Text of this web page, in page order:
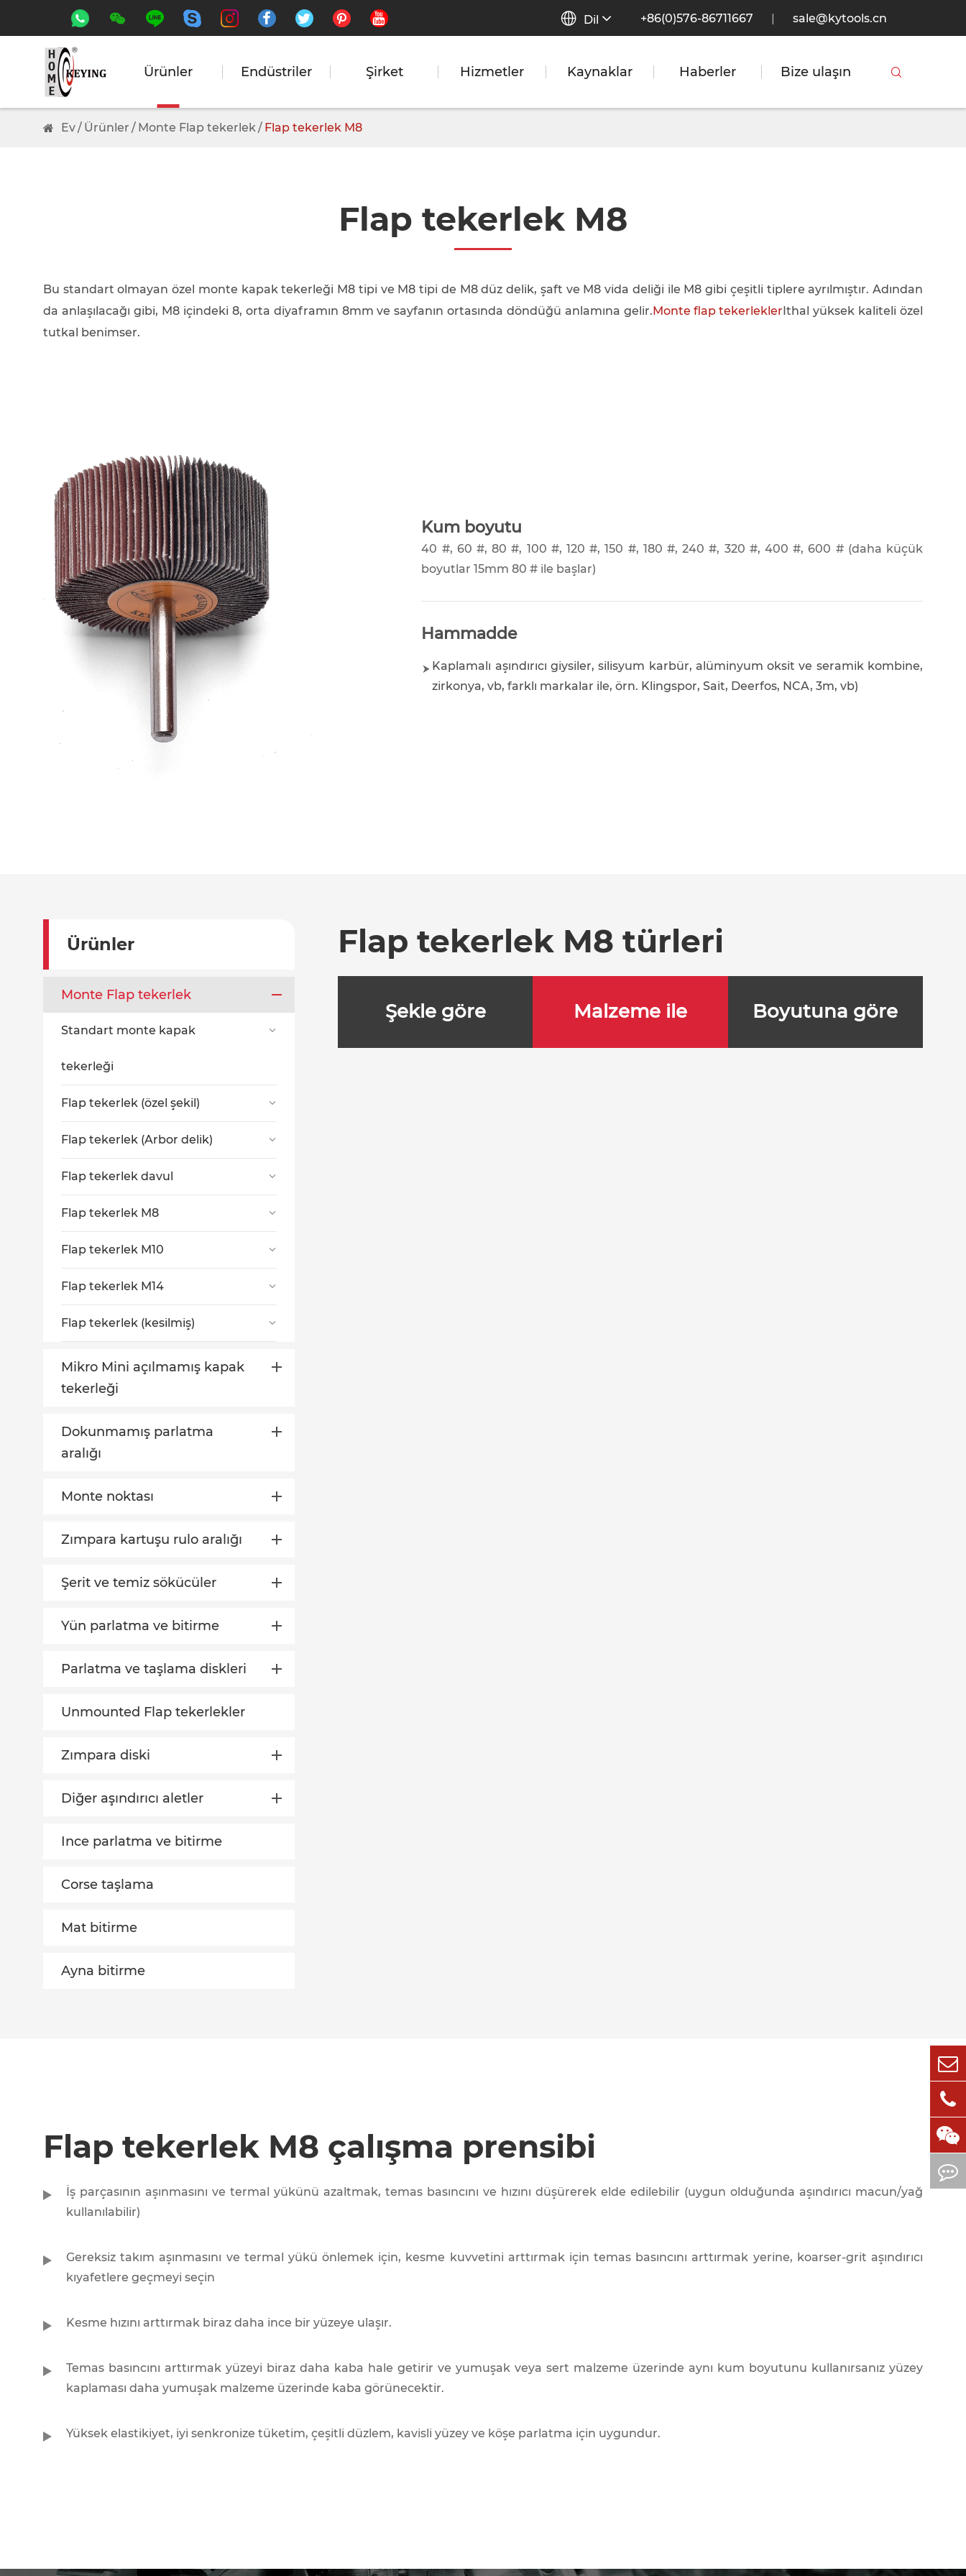
        Dil +86(0)576-86711667 | sale@kytools.cn
Ürünler Endüstriler Şirket Hizmetler Kaynaklar Haberler Bize ulaşın 
Ev Ürünler Monte Flap tekerlek Flap tekerlek M8
Flap tekerlek M8
Bu standart olmayan özel monte kapak tekerleği M8 tipi ve M8 tipi de M8 düz delik, şaft ve M8 vida deliği ile M8 gibi çeşitli tiplere ayrılmıştır. Adından
da anlaşılacağı gibi, M8 içindeki 8, orta diyaframın 8mm ve sayfanın ortasında döndüğü anlamına gelir.Monte flap tekerleklerIthal yüksek kaliteli özel
tutkal benimser.
Kum boyutu
40 #, 60 #, 80 #, 100 #, 120 #, 150 #, 180 #, 240 #, 320 #, 400 #, 600 # (daha küçük
boyutlar 15mm 80 # ile başlar)
Hammadde
Kaplamalı aşındırıcı giysiler, silisyum karbür, alüminyum oksit ve seramik kombine,
zirkonya, vb, farklı markalar ile, örn. Klingspor, Sait, Deerfos, NCA, 3m, vb)
Flap tekerlek M8 türleri
Şekle göre Malzeme ile Boyutuna göre
Ürünler
Monte Flap tekerlek
Standart monte kapak
tekerleği

Flap tekerlek (özel şekil) 
Flap tekerlek (Arbor delik) 
Flap tekerlek davul 
Flap tekerlek M8 
Flap tekerlek M10 
Flap tekerlek M14 
Flap tekerlek (kesilmiş) 
Mikro Mini açılmamış kapak
tekerleği
Dokunmamış parlatma
aralığı
Monte noktası
Zımpara kartuşu rulo aralığı
Şerit ve temiz sökücüler
Yün parlatma ve bitirme
Parlatma ve taşlama diskleri
Unmounted Flap tekerlekler
Zımpara diski
Diğer aşındırıcı aletler
Ince parlatma ve bitirme
Corse taşlama
Mat bitirme
Ayna bitirme
Flap tekerlek M8 çalışma prensibi
İş parçasının aşınmasını ve termal yükünü azaltmak, temas basıncını ve hızını düşürerek elde edilebilir (uygun olduğunda aşındırıcı macun/yağ
kullanılabilir)
Gereksiz takım aşınmasını ve termal yükü önlemek için, kesme kuvvetini arttırmak için temas basıncını arttırmak yerine, koarser-grit aşındırıcı
kıyafetlere geçmeyi seçin
Kesme hızını arttırmak biraz daha ince bir yüzeye ulaşır.
Temas basıncını arttırmak yüzeyi biraz daha kaba hale getirir ve yumuşak veya sert malzeme üzerinde aynı kum boyutunu kullanırsanız yüzey
kaplaması daha yumuşak malzeme üzerinde kaba görünecektir.
Yüksek elastikiyet, iyi senkronize tüketim, çeşitli düzlem, kavisli yüzey ve köşe parlatma için uygundur.